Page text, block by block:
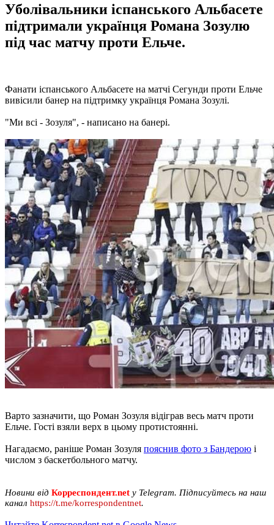
Уболівальники іспанського Альбасете
підтримали українця Романа Зозулю
під час матчу проти Ельче.
Фанати іспанського Альбасете на матчі Сегунди проти Ельче
вивісили банер на підтримку українця Романа Зозулі.
"Ми всі - Зозуля", - написано на банері.
Варто зазначити, що Роман Зозуля відіграв весь матч проти
Ельче. Гості взяли верх в цьому протистоянні.
Нагадаємо, раніше Роман Зозуля пояснив фото з Бандерою і
числом з баскетбольного матчу.
Новини від Корреспондент.net у Telegram. Підписуйтесь на наш
канал https://t.me/korrespondentnet.